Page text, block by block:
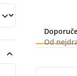
Řazení
Od